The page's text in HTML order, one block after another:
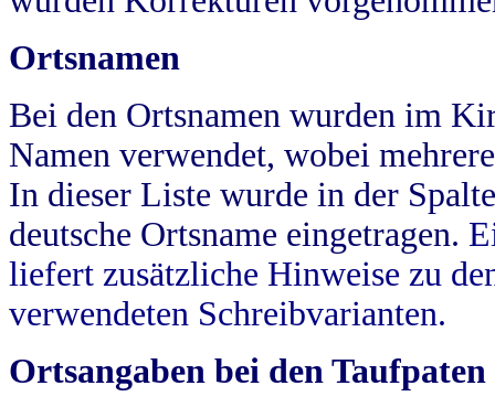
Ortsnamen
Bei den Ortsnamen wurden im
Namen verwendet, wobei
In dieser Liste wurde in der
deutsche Ortsname eingetragen.
liefert zusätzliche Hinweise zu
verwendeten Schreibvarianten.
Ortsangaben bei den Taufpaten